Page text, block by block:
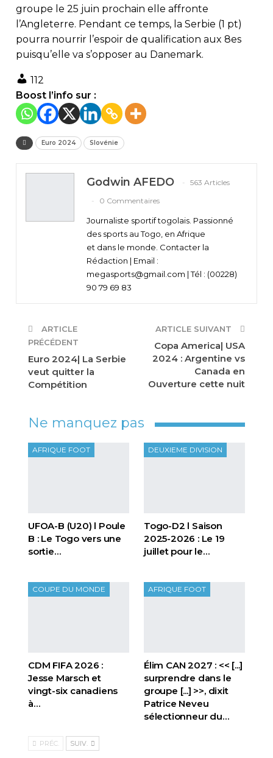
groupe le 25 juin prochain elle affronte
l’Angleterre. Pendant ce temps, la Serbie (1 pt)
pourra nourrir l’espoir de qualification aux 8es
puisqu’elle va s’opposer au Danemark.
112
Boost l’info sur :
Euro 2024 Slovénie
Godwin AFEDO
563 Articles
0 Commentaires
Journaliste sportif togolais. Passionné
des sports au Togo, en Afrique
et dans le monde. Contacter la
Rédaction | Email :
megasports@gmail.com | Tél : (00228)
90 79 69 83
ARTICLE
PRÉCÉDENT
Euro 2024| La Serbie
veut quitter la
Compétition
ARTICLE SUIVANT
Copa America| USA
2024 : Argentine vs
Canada en
Ouverture cette nuit
Ne manquez pas
AFRIQUE FOOT
UFOA-B (U20) l Poule
B : Le Togo vers une
sortie…
DEUXIEME DIVISION
Togo-D2 l Saison
2025-2026 : Le 19
juillet pour le…
COUPE DU MONDE
CDM FIFA 2026 :
Jesse Marsch et
vingt-six canadiens
à…
AFRIQUE FOOT
Élim CAN 2027 : << [...]
surprendre dans le
groupe [...] >>, dixit
Patrice Neveu
sélectionneur du…
PRÉC. SUIV.